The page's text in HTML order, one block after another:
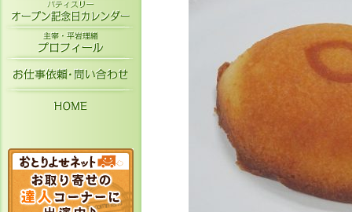
主宰・平岩理緒プロフィール
お仕事依頼・お問い合わせ